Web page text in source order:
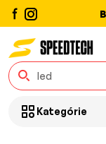
Kategórie